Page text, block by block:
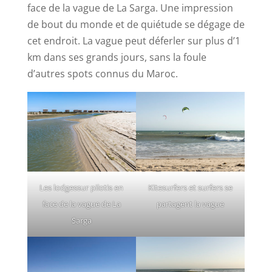
face de la vague de La Sarga. Une impression
de bout du monde et de quiétude se dégage de
cet endroit. La vague peut déferler sur plus d’1
km dans ses grands jours, sans la foule
d’autres spots connus du Maroc.
Les lodgessur pilotis en
face de la vague de La
Sarga
Kitesurfers et surfers se
partagent la vague